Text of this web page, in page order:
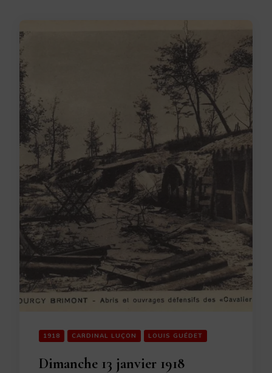
1918 CARDINAL LUÇON LOUIS GUÉDET
Dimanche 13 janvier 1918